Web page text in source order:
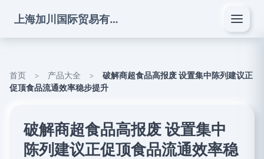
上海加川国际贸易有限公司
首页 > 产品大全 >
破解商超食品高报废 设置集中陈列建议正
促顶食品流通效率稳步提升
破解商超食品高报废 设置集中
陈列建议正促顶食品流通效率稳